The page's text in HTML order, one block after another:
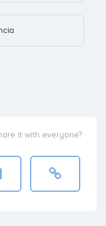
it with everyone?